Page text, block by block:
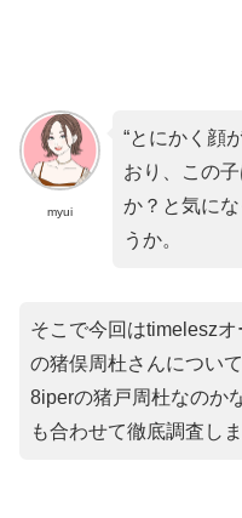
myui
“とにかく顔
おり、この
か？と気に
うか。
そこで今回はtimelesz
の猪俣周杜さんについ
8iperの猪戸周杜なのか
も合わせて徹底調査しま